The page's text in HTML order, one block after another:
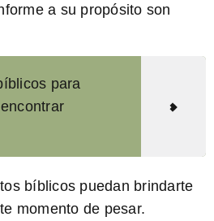
a su propósito son
para
bíblicos puedan brindarte
momento de pesar.